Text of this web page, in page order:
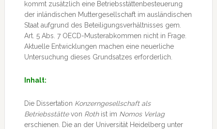
kommt zusätzlich eine Betriebsstättenbesteuerung
der inländischen Muttergesellschaft im ausländischen
Staat aufgrund des Beteiligungsverhältnisses gem.
Art. 5 Abs. 7 OECD-Musterabkommen nicht in Frage.
Aktuelle Entwicklungen machen eine neuerliche
Untersuchung dieses Grundsatzes erforderlich.
Inhalt:
Die Dissertation Konzerngesellschaft als
Betriebsstättevon Rothist im Nomos Verlag
erschienen. Die an der Universität Heidelberg unter